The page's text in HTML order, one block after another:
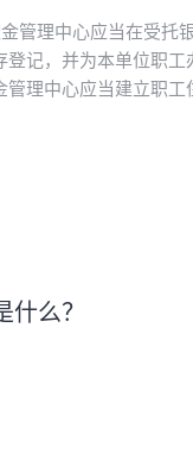
管理中心应当在受托
记，并为本单位职
理中心应当建立职工
么？